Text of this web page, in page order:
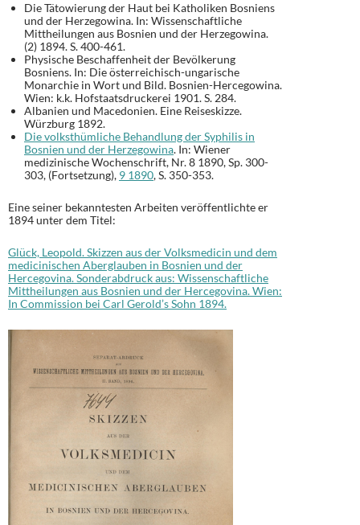
Die Tätowierung der Haut bei Katholiken Bosniens
und der Herzegowina. In: Wissenschaftliche
Mittheilungen aus Bosnien und der Herzegowina.
(2) 1894. S. 400-461.
Physische Beschaffenheit der Bevölkerung
Bosniens. In: Die österreichisch-ungarische
Monarchie in Wort und Bild. Bosnien-Hercegowina.
Wien: k.k. Hofstaatsdruckerei 1901. S. 284.
Albanien und Macedonien. Eine Reiseskizze.
Würzburg 1892.
Die volksthümliche Behandlung der Syphilis in
Bosnien und der Herzegowina. In: Wiener
medizinische Wochenschrift, Nr. 8 1890, Sp. 300-
303, (Fortsetzung), 9 1890, S. 350-353.
Eine seiner bekanntesten Arbeiten veröffentlichte er
1894 unter dem Titel:
Glück, Leopold. Skizzen aus der Volksmedicin und dem
medicinischen Aberglauben in Bosnien und der
Hercegovina. Sonderabdruck aus: Wissenschaftliche
Mittheilungen aus Bosnien und der Hercegovina. Wien:
In Commission bei Carl Gerold’s Sohn 1894.